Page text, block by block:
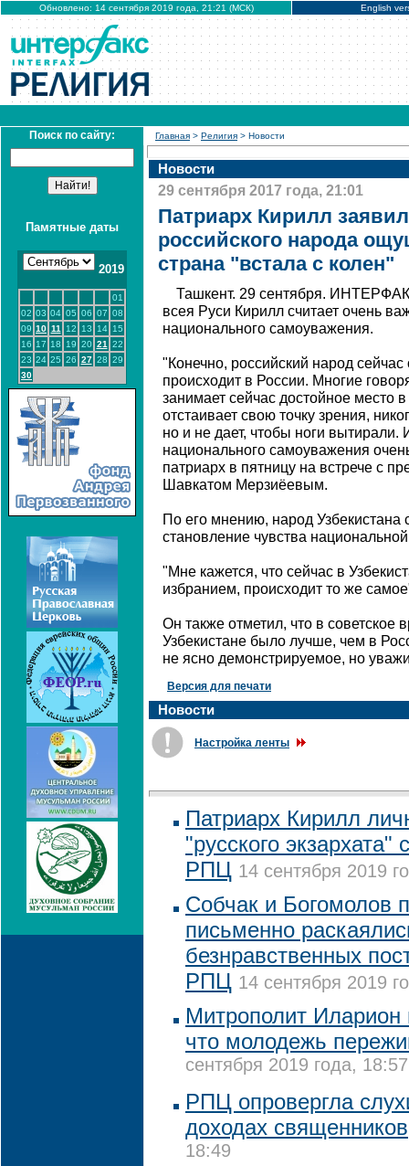
Обновлено: 14 сентября 2019 года, 21:21 (МСК) English
Поиск по сайту:
Памятные даты
2019
01
02 03 04 05 06 07 08
09 10 11 12 13 14 15
16 17 18 19 20 21
22
23 24 25 26 27 28 29
30
Главная > Религия > Новости
Новости
29 сентября 2017 года, 21:01
Патриарх Кирилл
российского народа
страна "встала с колен"
Ташкент. 29 сентября.
всея Руси Кирилл считает очень
национального самоуважения.
"Конечно, российский народ сейчас
происходит в России. Многие
занимает сейчас достойное место
отстаивает свою точку зрения,
но и не дает, чтобы ноги вытирали.
национального самоуважения
патриарх в пятницу на встрече с
Шавкатом Мерзиёевым.
По его мнению, народ Узбекистана
становление чувства
"Мне кажется, что сейчас в
избранием, происходит то же
Он также отметил, что в советское
Узбекистане было лучше, чем в
не ясно демонстрируемое, но
Версия для печати
Новости
Настройка ленты
Патриарх Кирилл
"русского
РПЦ 14 сентября 2019
Собчак и Богомолов
письменно
безнравственных
РПЦ 14 сентября 2019
Митрополит Иларион
что молодежь
сентября 2019 года, 18:57
РПЦ опровергла
доходах священников
18:49